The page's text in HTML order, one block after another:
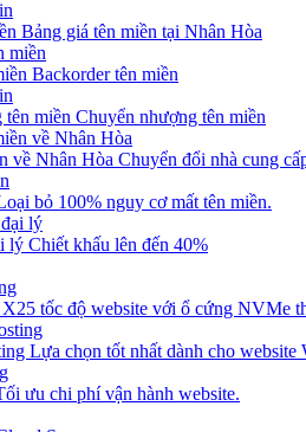
Bảng giá tên miền tại Nhân Hòa
Backorder tên miền
tên miền Chuyển nhượng tên miền
về Nhân Hòa Chuyển đổi nhà cung
bỏ 100% nguy cơ mất tên miền.
lý Chiết khấu lên đến 40%
X25 tốc độ website với ổ cứng NVMe
Lựa chọn tốt nhất dành cho website
ưu chi phí vận hành website.